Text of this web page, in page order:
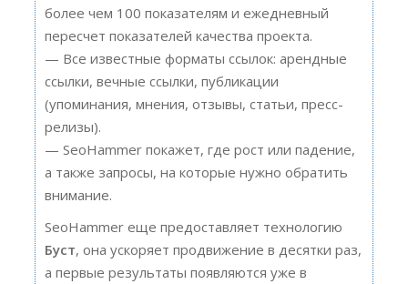
более чем 100 показателям и ежедневный
пересчет показателей качества проекта.
— Все известные форматы ссылок: арендные
ссылки, вечные ссылки, публикации
(упоминания, мнения, отзывы, статьи, пресс-
релизы).
— SeoHammer покажет, где рост или падение,
а также запросы, на которые нужно обратить
внимание.
SeoHammer еще предоставляет технологию
Буст, она ускоряет продвижение в десятки раз,
а первые результаты появляются уже в